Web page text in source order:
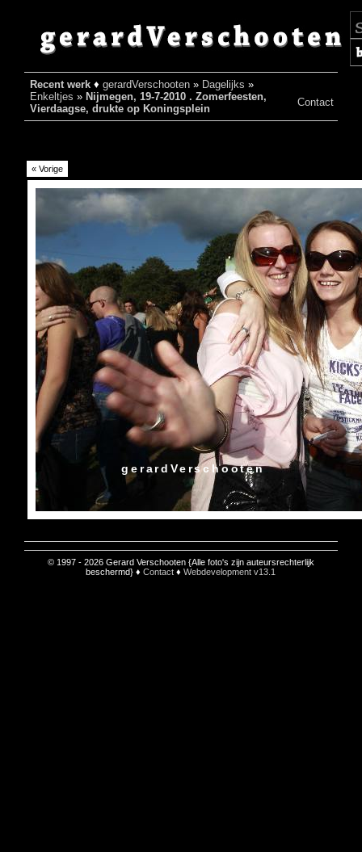
Recent werk♦ gerardVerschooten» Dagelijks »
Enkeltjes » Nijmegen, 19-7-2010 . Zomerfeesten,
Vierdaagse, drukte op Koningsplein
Contact
« Vorige
gerardVerschooten
© 1997 - 2026 Gerard Verschooten {Alle foto's zijn auteursrechterlijk
beschermd} ♦Contact ♦Webdevelopment v13.1